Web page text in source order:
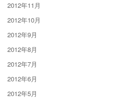
2012年11月
2012年10月
2012年9月
2012年8月
2012年7月
2012年6月
2012年5月